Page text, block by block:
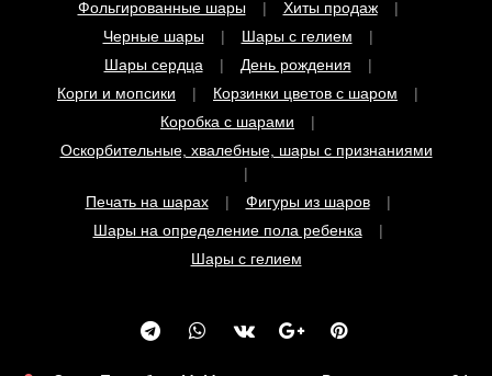
Шары сердца
День рождения
Корги и мопсики
Корзинки цветов с шаром
Коробка с шарами
Оскорбительные, хвалебные, шары с признаниями
Печать на шарах
Фигуры из шаров
Шары на определение пола ребенка
Шары с гелием
г. Санкт-Петербург, М. Московская, ул. Варшавская, дом 94